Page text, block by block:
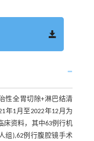
性全胃切除+淋巴结清
年1月至2022年12月为
床资料，其中63例行机
组),62例行腹腔镜手术